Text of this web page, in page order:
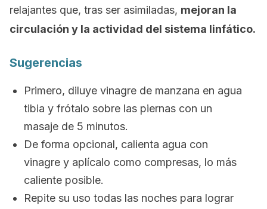
relajantes que, tras ser asimiladas, mejoran la
circulación y la actividad del sistema linfático.
Sugerencias
Primero, diluye vinagre de manzana en agua
tibia y frótalo sobre las piernas con un
masaje de 5 minutos.
De forma opcional, calienta agua con
vinagre y aplícalo como compresas, lo más
caliente posible.
Repite su uso todas las noches para lograr